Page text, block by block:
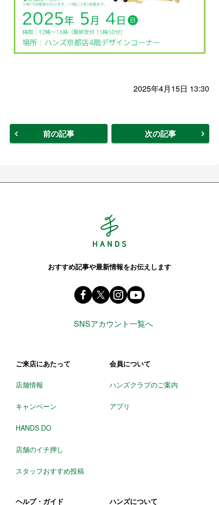
2025年4月15日 13:30
前の記事 次の記事
おすすめ記事や最新情報をお伝えします
Facebook ハンズ公式ファンページ
X(旧 twitter) @Hands_official_
instagram
SNSアカウント一覧へ
ご来店にあたって
店舗情報
キャンペーン
HANDS DO
店舗のイチ押し
スタッフおすすめ投稿
会員について
ハンズクラブのご案内
アプリ
ヘルプ・ガイド ハンズについて